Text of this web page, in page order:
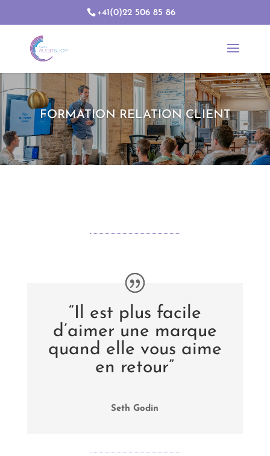
+41(0)22 506 85 86
FORMATION RELATION CLIENT
“Il est plus facile
d’aimer une marque
quand elle vous aime
en retour”
Seth Godin